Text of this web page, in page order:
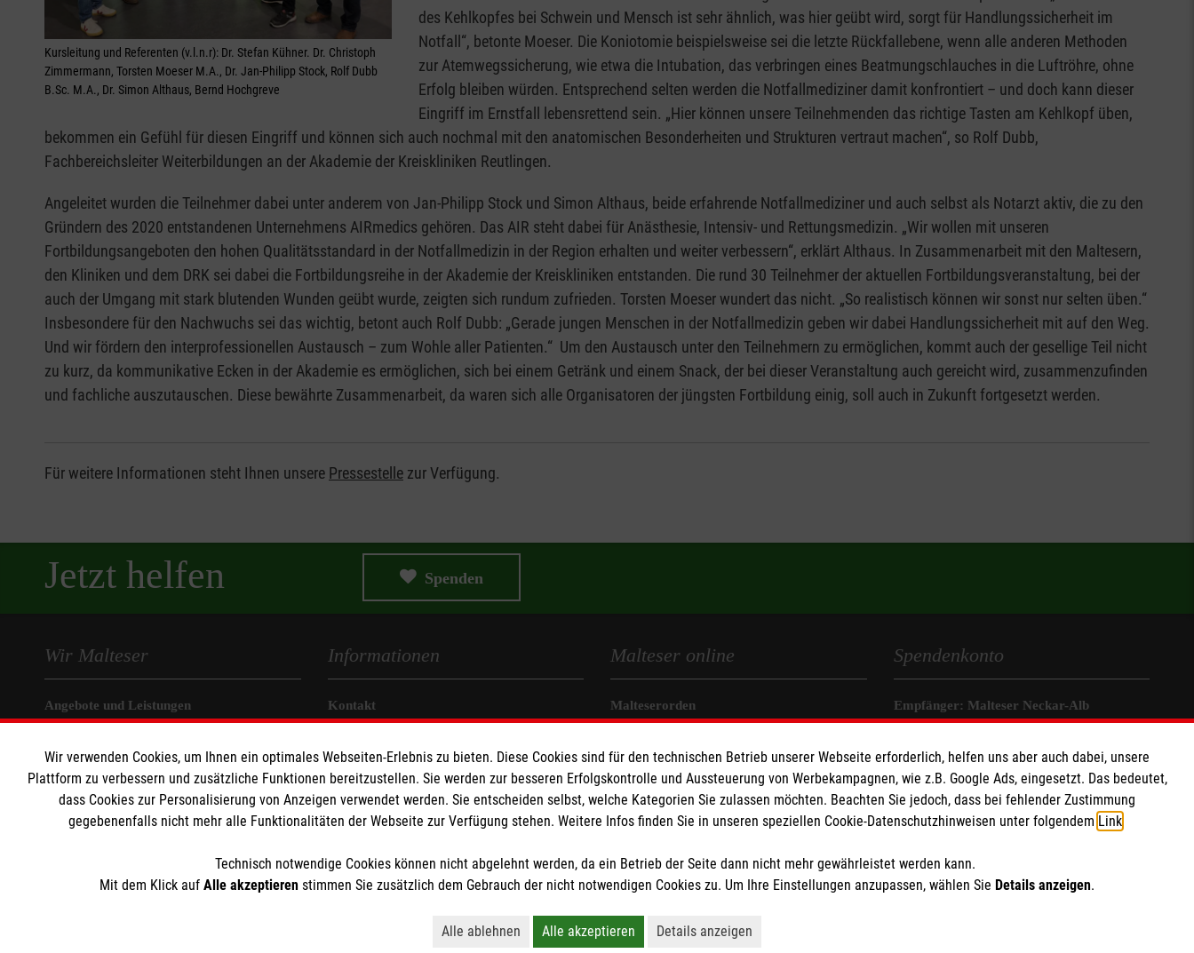
Kursleitung und Referenten (v.l.n.r): Dr. Stefan Kühner. Dr. Christoph
Zimmermann, Torsten Moeser M.A., Dr. Jan-Philipp Stock, Rolf Dubb
B.Sc. M.A., Dr. Simon Althaus, Bernd Hochgreve
des Kehlkopfes bei Schwein und Mensch ist sehr ähnlich, was hier geübt wird, sorgt für Handlungssicherheit im
Notfall“, betonte Moeser. Die Koniotomie beispielsweise sei die letzte Rückfallebene, wenn alle anderen Methoden
zur Atemwegssicherung, wie etwa die Intubation, das verbringen eines Beatmungschlauches in die Luftröhre, ohne
Erfolg bleiben würden. Entsprechend selten werden die Notfallmediziner damit konfrontiert – und doch kann dieser
Eingriff im Ernstfall lebensrettend sein. „Hier können unsere Teilnehmenden das richtige Tasten am Kehlkopf üben,
bekommen ein Gefühl für diesen Eingriff und können sich auch nochmal mit den anatomischen Besonderheiten und Strukturen vertraut machen“, so Rolf Dubb,
Fachbereichsleiter Weiterbildungen an der Akademie der Kreiskliniken Reutlingen.
Angeleitet wurden die Teilnehmer dabei unter anderem von Jan-Philipp Stock und Simon Althaus, beide erfahrende Notfallmediziner und auch selbst als Notarzt aktiv, die zu den
Gründern des 2020 entstandenen Unternehmens AIRmedics gehören. Das AIR steht dabei für Anästhesie, Intensiv- und Rettungsmedizin. „Wir wollen mit unseren
Fortbildungsangeboten den hohen Qualitätsstandard in der Notfallmedizin in der Region erhalten und weiter verbessern“, erklärt Althaus. In Zusammenarbeit mit den Maltesern,
den Kliniken und dem DRK sei dabei die Fortbildungsreihe in der Akademie der Kreiskliniken entstanden. Die rund 30 Teilnehmer der aktuellen Fortbildungsveranstaltung, bei der
auch der Umgang mit stark blutenden Wunden geübt wurde, zeigten sich rundum zufrieden. Torsten Moeser wundert das nicht. „So realistisch können wir sonst nur selten üben.“
Insbesondere für den Nachwuchs sei das wichtig, betont auch Rolf Dubb: „Gerade jungen Menschen in der Notfallmedizin geben wir dabei Handlungssicherheit mit auf den Weg.
Und wir fördern den interprofessionellen Austausch – zum Wohle aller Patienten.“ Um den Austausch unter den Teilnehmern zu ermöglichen, kommt auch der gesellige Teil nicht
zu kurz, da kommunikative Ecken in der Akademie es ermöglichen, sich bei einem Getränk und einem Snack, der bei dieser Veranstaltung auch gereicht wird, zusammenzufinden
und fachliche auszutauschen. Diese bewährte Zusammenarbeit, da waren sich alle Organisatoren der jüngsten Fortbildung einig, soll auch in Zukunft fortgesetzt werden.
Für weitere Informationen steht Ihnen unsere Pressestelle zur Verfügung.
Jetzt helfen Spenden
Wir Malteser
Angebote und Leistungen
Mitarbeiten
Wir Malteser
Informationen
Kontakt
Transparenz
Prävention
Compliance
Datenschutz
Malteser online
Malteserorden
Malteser International
Sharepoint
Spendenkonto
Empfänger: Malteser Neckar-Alb
BIC: BFSWDE33XXX (Bank für
Sozialwirtschaft)
Soziale Netzwerke
Der Malteser Hilfsdienst e.V. ist als eingetragene gemeinnützige Organisation von der Körperschaft- und Gewerbesteuer befreit.
Wir verwenden Cookies, um Ihnen ein optimales Webseiten-Erlebnis zu bieten. Diese Cookies sind für den technischen Betrieb unserer Webseite erforderlich, helfen uns aber auch dabei, unsere
Plattform zu verbessern und zusätzliche Funktionen bereitzustellen. Sie werden zur besseren Erfolgskontrolle und Aussteuerung von Werbekampagnen, wie z.B. Google Ads, eingesetzt. Das bedeutet,
dass Cookies zur Personalisierung von Anzeigen verwendet werden. Sie entscheiden selbst, welche Kategorien Sie zulassen möchten. Beachten Sie jedoch, dass bei fehlender Zustimmung
gegebenenfalls nicht mehr alle Funktionalitäten der Webseite zur Verfügung stehen. Weitere Infos finden Sie in unseren speziellen Cookie-Datenschutzhinweisen unter folgendem Link
Technisch notwendige Cookies können nicht abgelehnt werden, da ein Betrieb der Seite dann nicht mehr gewährleistet werden kann.
Mit dem Klick auf Alle akzeptieren stimmen Sie zusätzlich dem Gebrauch der nicht notwendigen Cookies zu. Um Ihre Einstellungen anzupassen, wählen Sie Details anzeigen.
Alle ablehnen Alle akzeptieren Details anzeigen